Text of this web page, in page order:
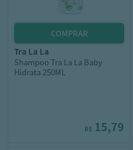
tra la la
Shampoo Tra La La Baby
Hidrata 250ML
R$ 15,79